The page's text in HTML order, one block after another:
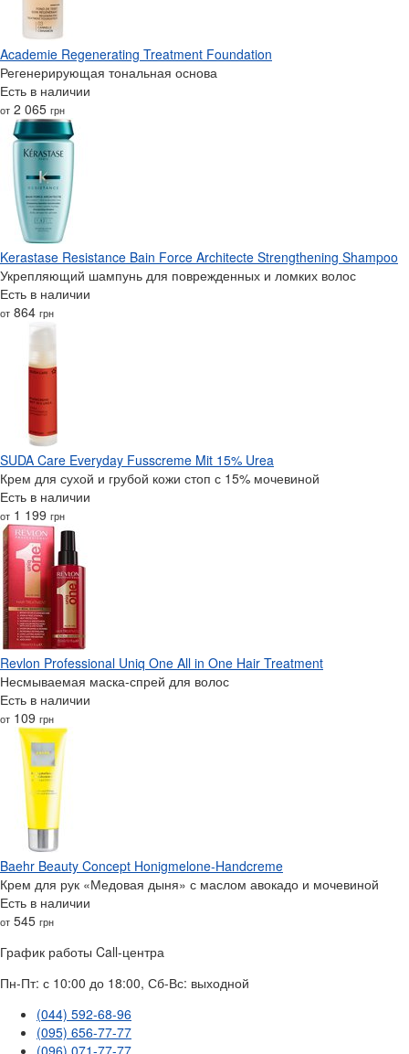
Academie Regenerating Treatment Foundation
Регенерирующая тональная основа
Есть в наличии
от 2 065 грн
Kerastase Resistance Bain Force Architecte Strengthening Shampoo
Укрепляющий шампунь для поврежденных и ломких волос
Есть в наличии
от 864 грн
SUDA Care Everyday Fusscreme Mit 15% Urea
Крем для сухой и грубой кожи стоп с 15% мочевиной
Есть в наличии
от 1 199 грн
Revlon Professional Uniq One All in One Hair Treatment
Несмываемая маска-спрей для волос
Есть в наличии
от 109 грн
Baehr Beauty Concept Honigmelone-Handcreme
Крем для рук «Медовая дыня» с маслом авокадо и мочевиной
Есть в наличии
от 545 грн
График работы Call-центра
Пн-Пт: с 10:00 до 18:00, Сб-Вс: выходной
(044) 592-68-96
(095) 656-77-77
(096) 071-77-77